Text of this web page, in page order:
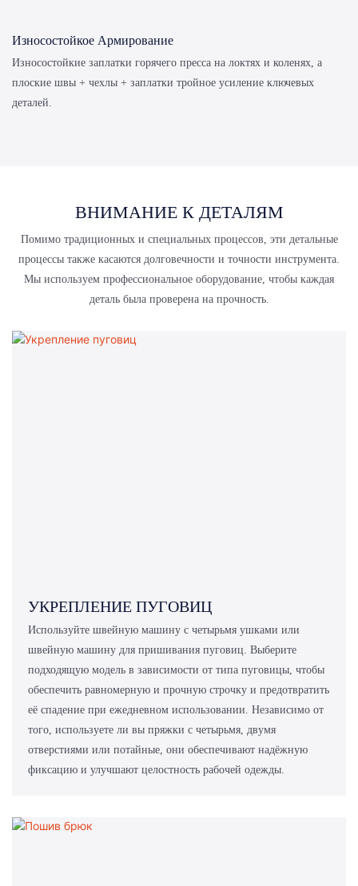
Износостойкое Армирование
Износостойкие заплатки горячего пресса на локтях и коленях, а
плоские швы + чехлы + заплатки тройное усиление ключевых
деталей.
ВНИМАНИЕ К ДЕТАЛЯМ
Помимо традиционных и специальных процессов, эти детальные
процессы также касаются долговечности и точности инструмента.
Мы используем профессиональное оборудование, чтобы каждая
деталь была проверена на прочность.
УКРЕПЛЕНИЕ ПУГОВИЦ
Используйте швейную машину с четырьмя ушками или
швейную машину для пришивания пуговиц. Выберите
подходящую модель в зависимости от типа пуговицы, чтобы
обеспечить равномерную и прочную строчку и предотвратить
её спадение при ежедневном использовании. Независимо от
того, используете ли вы пряжки с четырьмя, двумя
отверстиями или потайные, они обеспечивают надёжную
фиксацию и улучшают целостность рабочей одежды.